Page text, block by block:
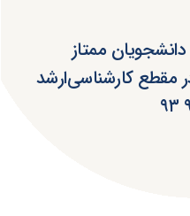
ممتاز
مقطع کارشناسی‌ارشد